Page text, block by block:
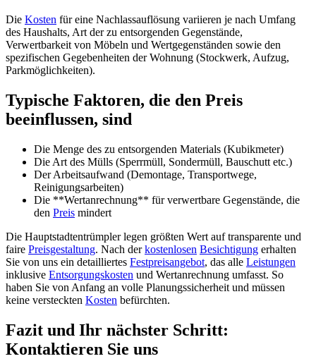
Die Kosten für eine Nachlassauflösung variieren je nach Umfang
des Haushalts, Art der zu entsorgenden Gegenstände,
Verwertbarkeit von Möbeln und Wertgegenständen sowie den
spezifischen Gegebenheiten der Wohnung (Stockwerk, Aufzug,
Parkmöglichkeiten).
Typische Faktoren, die den Preis
beeinflussen, sind
Die Menge des zu entsorgenden Materials (Kubikmeter)
Die Art des Mülls (Sperrmüll, Sondermüll, Bauschutt etc.)
Der Arbeitsaufwand (Demontage, Transportwege,
Reinigungsarbeiten)
Die **Wertanrechnung** für verwertbare Gegenstände, die
den Preis mindert
Die Hauptstadtentrümpler legen größten Wert auf transparente und
faire Preisgestaltung. Nach derkostenlosen Besichtigung erhalten
Sie von uns ein detailliertes Festpreisangebot, das alle Leistungen
inklusive Entsorgungskosten und Wertanrechnung umfasst. So
haben Sie von Anfang an volle Planungssicherheit und müssen
keine versteckten Kosten befürchten.
Fazit und Ihr nächster Schritt:
Kontaktieren Sie uns